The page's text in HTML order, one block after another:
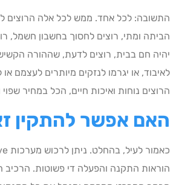
התשובה: לכל אחד. ממש לכל אלה הרוצים
הביתה ומתי, רוצים לחסוך בחשבון חשמל,
יהיה חם בבית, רוצים לדעת, שההורה
לאיבוד, או יגרמו לנזקים מיותרים לעצמם
הרוצים נוחות ואיכות חיים, הכל במחיר שפוי
האם אפשר להתקין
הוראות התקנה והפעלה די פשוטות. הרכיב